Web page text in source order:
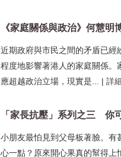
《家庭關係與政治》何慧明
近期政府與市民之間的矛盾已經
程度地影響著港人的家庭關係。
應超越政治立場，現實是... | 詳
「家長抗壓」系列之三 你
小朋友最怕見到父母板著臉。有
心一點？原來開心果真的幫得上